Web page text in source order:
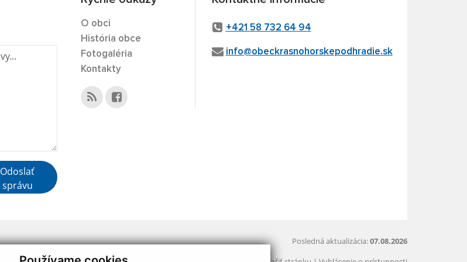
Odoslať
správu
O obci
História obce
Fotogaléria
Kontakty
+421 58 732 64 94
info@obeckrasnohorskepodhradie.sk
Posledná aktualizácia:07.08.2026
webdesign|